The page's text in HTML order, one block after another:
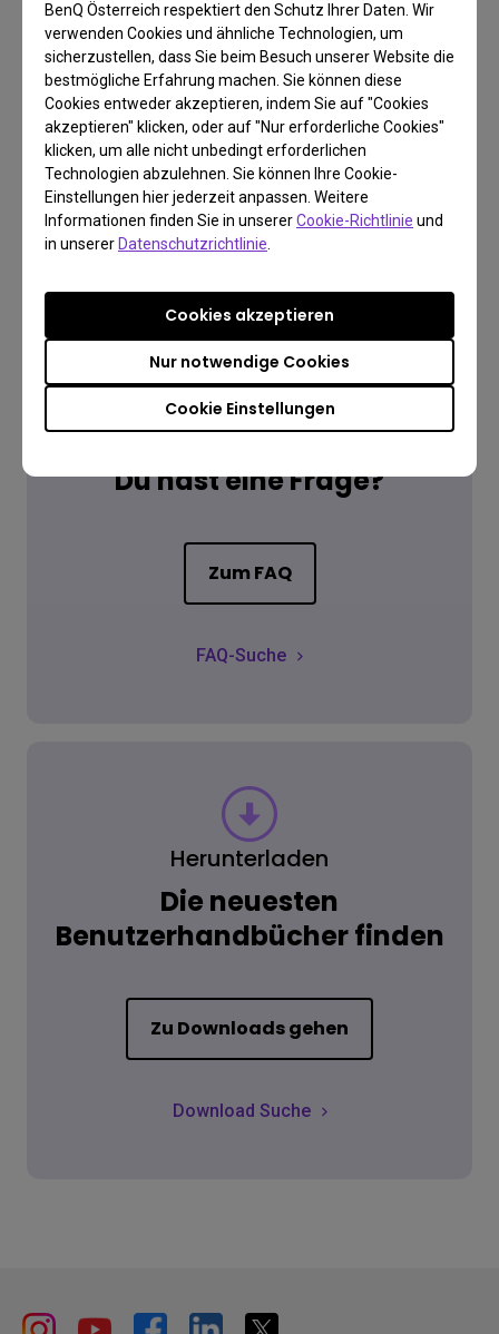
BenQ Österreich respektiert den Schutz Ihrer Daten. Wir
verwenden Cookies und ähnliche Technologien, um
sicherzustellen, dass Sie beim Besuch unserer Website die
bestmögliche Erfahrung machen. Sie können diese
Cookies entweder akzeptieren, indem Sie auf "Cookies
akzeptieren" klicken, oder auf "Nur erforderliche Cookies"
klicken, um alle nicht unbedingt erforderlichen
Technologien abzulehnen. Sie können Ihre Cookie-
Einstellungen hier jederzeit anpassen. Weitere
Informationen finden Sie in unsererCookie-Richtlinie und
in unserer Datenschutzrichtlinie
Cookie Einstellungen
Nur notwendige Cookies
Cookies akzeptieren
sämtliches Zubehör)
Kostenlose Rückgabe innerhalb von 30 Tagen
Mehr Info
Andere Kaufoptionen
FAQ
Du hast eine Frage?
Zum FAQ
FAQ-Suche
Herunterladen
Die neuesten
Benutzerhandbücher finden
Zu Downloads gehen
Download Suche